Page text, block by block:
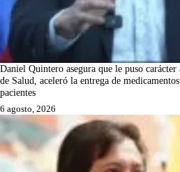
Daniel Quintero asegura que le puso
de Salud, aceleró la entrega de
pacientes
6 agosto, 2026